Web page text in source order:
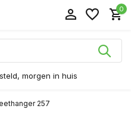
0
morgen in huis
257